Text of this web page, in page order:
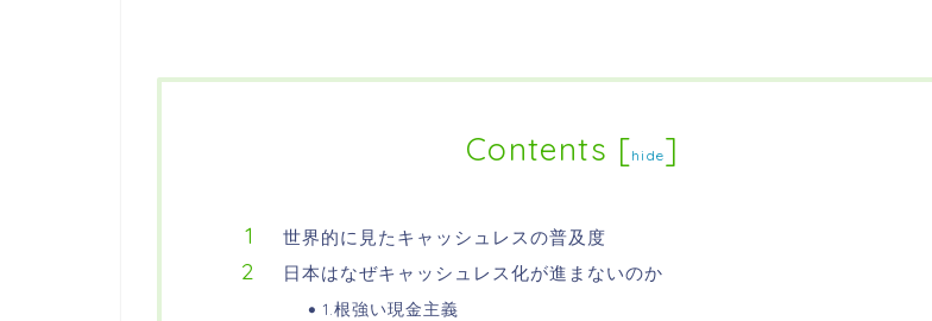
Contents [hide]
世界的に見たキャッシュレスの普及度
日本はなぜキャッシュレス化が進まないのか
1.根強い現金主義